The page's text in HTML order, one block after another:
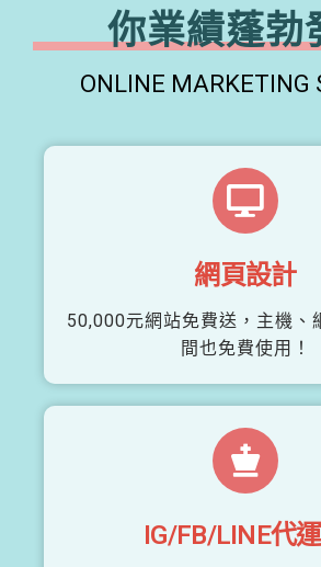
你業績蓬勃
ONLINE MARKETING
網頁設計
50,000元網站免費送，主機、
間也免費使用！
IG/FB/LINE代